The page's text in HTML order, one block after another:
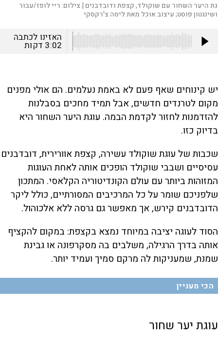
היער השחור עם שוקולד, קצפת ודובדבנים | צילום:ריי לופז/עבור
פוסט; עיצוב אוכל מאת ליסה צ'רקסקי
האזינו לכתבה
3:02 דקות
יש קינוחים שאף פעם לא באמת נעלמים. הם אולי מפנים
מקום לטרנדים חדשים, אבל תמיד מחכים בסבלנות
להזדמנות לחזור לקדמת הבמה. עוגת היער השחור היא
בדיוק כזו.
שכבות של עוגת שוקולד עשירה, קצפת אוורירית, דובדבנים
עסיסיים ושבבי שוקולד הופכים אותה לאחת העוגות
המזוהות ביותר עם עולם הקונדיטוריה הקלאסי. המתכון
שלפניכם שומר על כל המרכיבים המסורתיים, כולל ליקר
הדובדבנים קירש, אך מאפשר גם גרסה ללא אלכוהול.
הסוד לעוגה יציבה במיוחד נמצא בקצפת: במקום להקציף
אותה בדרך הרגילה, משלבים בה מסקרפונה או גבינת
שמנת, שמעניקות לה מרקם סמיך ועמיד יותר.
הכי מעניין
עוגת יער שחור